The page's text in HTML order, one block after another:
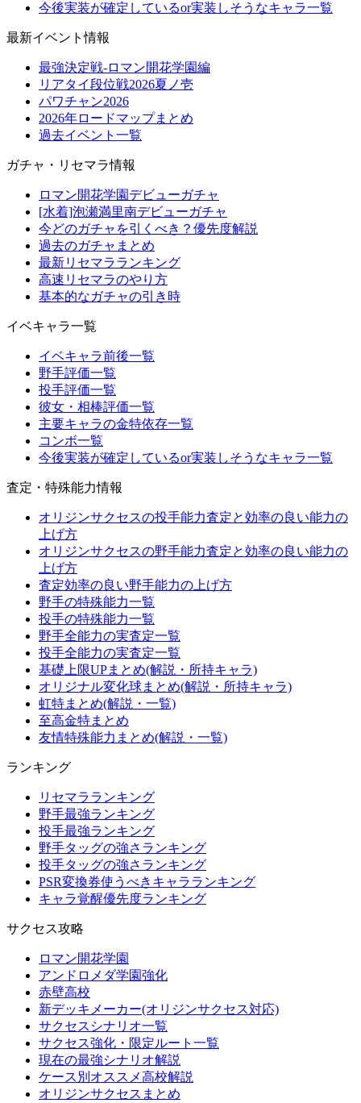
今後実装が確定しているor実装しそうなキャラ一覧
最新イベント情報
最強決定戦-ロマン開花学園編
リアタイ段位戦2026夏ノ壱
パワチャン2026
2026年ロードマップまとめ
過去イベント一覧
ガチャ・リセマラ情報
ロマン開花学園デビューガチャ
[水着]泡瀬満里南デビューガチャ
今どのガチャを引くべき？優先度解説
過去のガチャまとめ
最新リセマラランキング
高速リセマラのやり方
基本的なガチャの引き時
イベキャラ一覧
イベキャラ前後一覧
野手評価一覧
投手評価一覧
彼女・相棒評価一覧
主要キャラの金特依存一覧
コンボ一覧
今後実装が確定しているor実装しそうなキャラ一覧
査定・特殊能力情報
オリジンサクセスの投手能力査定と効率の良い能力の
上げ方
オリジンサクセスの野手能力査定と効率の良い能力の
上げ方
査定効率の良い野手能力の上げ方
野手の特殊能力一覧
投手の特殊能力一覧
野手全能力の実査定一覧
投手全能力の実査定一覧
基礎上限UPまとめ(解説・所持キャラ)
オリジナル変化球まとめ(解説・所持キャラ)
虹特まとめ(解説・一覧)
至高金特まとめ
友情特殊能力まとめ(解説・一覧)
ランキング
リセマラランキング
野手最強ランキング
投手最強ランキング
野手タッグの強さランキング
投手タッグの強さランキング
PSR変換券使うべきキャラランキング
キャラ覚醒優先度ランキング
サクセス攻略
ロマン開花学園
アンドロメダ学園強化
赤壁高校
新デッキメーカー(オリジンサクセス対応)
サクセスシナリオ一覧
サクセス強化・限定ルート一覧
現在の最強シナリオ解説
ケース別オススメ高校解説
オリジンサクセスまとめ